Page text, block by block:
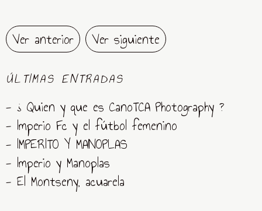
Ver anterior Ver siguiente
ÚLTIMAS ENTRADAS
- ¿ Quien y que es CanoTCA Photography ?
- Imperio Fc y el fútbol femenino
- IMPERITO Y MANOPLAS
- Imperio y Manoplas
- El Montseny, acuarela